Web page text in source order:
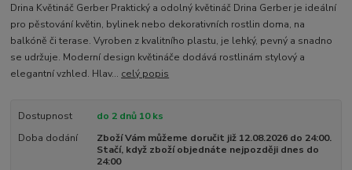
Drina Květináč Gerber Praktický a odolný květináč Drina Gerber je ideální
pro pěstování květin, bylinek nebo dekorativních rostlin doma, na
balkóně či terase. Vyroben z kvalitního plastu, je lehký, pevný a snadno
se udržuje. Moderní design květináče dodává rostlinám stylový a
elegantní vzhled. Hlav... celý popis
Dostupnost
do 2 dnů 10 ks
Doba dodání
Zboží Vám můžeme doručit již 12.08.2026 do 24:00.
Stačí, když zboží objednáte nejpozději dnes do
24:00